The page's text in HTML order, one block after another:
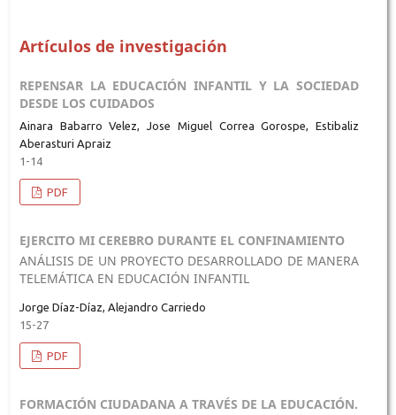
Artículos de investigación
REPENSAR LA EDUCACIÓN INFANTIL Y LA SOCIEDAD
DESDE LOS CUIDADOS
Ainara Babarro Velez, Jose Miguel Correa Gorospe, Estibaliz
Aberasturi Apraiz
1-14
PDF
EJERCITO MI CEREBRO DURANTE EL CONFINAMIENTO
ANÁLISIS DE UN PROYECTO DESARROLLADO DE MANERA
TELEMÁTICA EN EDUCACIÓN INFANTIL
Jorge Díaz-Díaz, Alejandro Carriedo
15-27
PDF
FORMACIÓN CIUDADANA A TRAVÉS DE LA EDUCACIÓN.